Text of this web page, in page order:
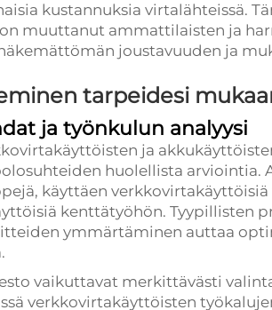
kustannuksia virtalähteissä.
muuttanut ammattilaisten ja
joustavuuden ja
tarpeidesi
ja työnkulun analyysi
ja
huolellista arviointia.
käyttäen verkkovirtakäyttöisiä
kenttätyöhön. Tyypillisten
ymmärtäminen auttaa
vaikuttavat merkittävästi
verkkovirtakäyttöisten